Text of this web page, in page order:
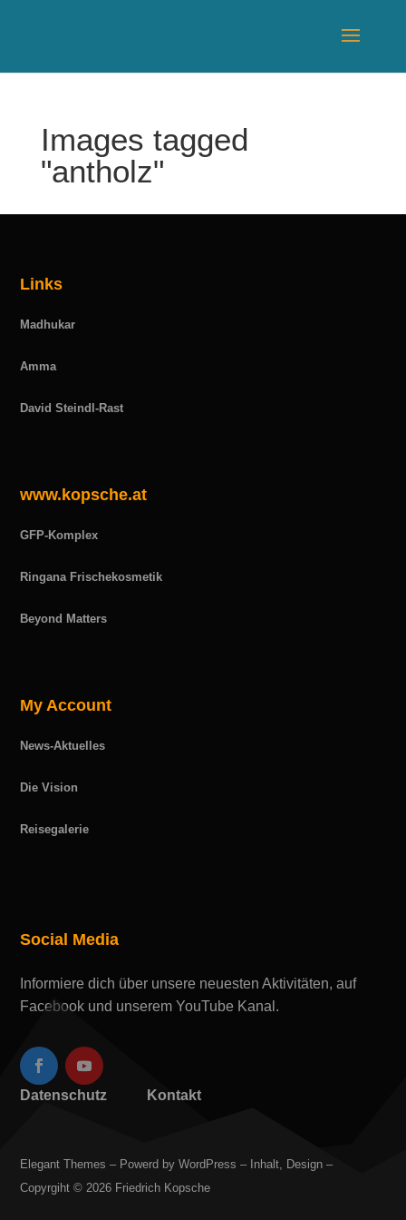
Images tagged
"antholz"
Links
Madhukar
Amma
David Steindl-Rast
www.kopsche.at
GFP-Komplex
Ringana Frischekosmetik
Beyond Matters
My Account
News-Aktuelles
Die Vision
Reisegalerie
Social Media
Informiere dich über unsere neuesten Aktivitäten, auf
Facebook und unserem YouTube Kanal.
Datenschutz Kontakt
Elegant Themes – Powerd by WordPress – Inhalt, Design –
Copyrgiht © 2026 Friedrich Kopsche